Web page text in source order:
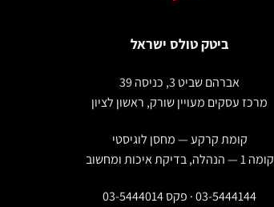
ביטק טולס ישראל
אברהם שביט 3, כניסה 39
מרכז עסקים מעויין שורק, ראשון לציון
קומת קרקע — מחסן לוגיסטי
קומה 1 — הנהלה, בדיקת איכות ומחשוב
03-5444144 · פקס 03-5444014